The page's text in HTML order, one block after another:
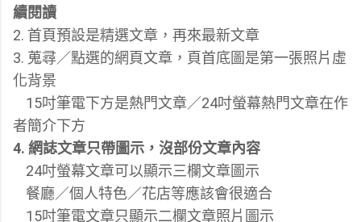
續閱讀
2. 首頁預設是精選文章，再來最新文章
3. 蒐尋／點選的網頁文章，頁首底圖是第一張照片虛
化背景
15吋筆電下方是熱門文章／24吋螢幕熱門文章在作
者簡介下方
4. 網誌文章只帶圖示，沒部份文章內容
24吋螢幕文章可以顯示三欄文章圖示
餐廳／個人特色／花店等應該會很適合
15吋筆電文章只顯示二欄文章照片圖示